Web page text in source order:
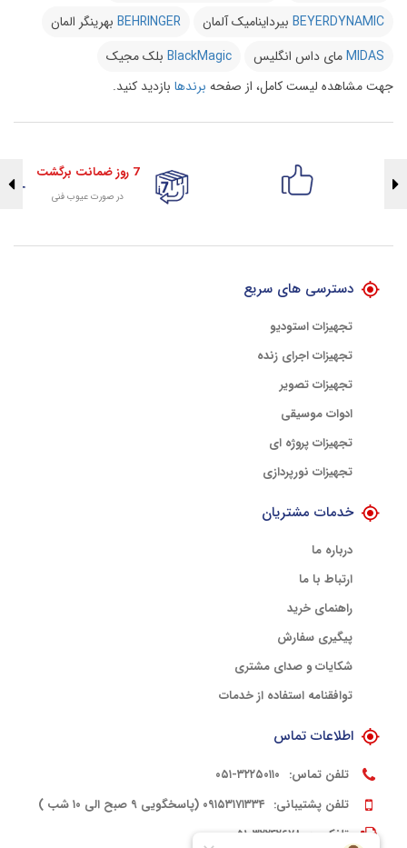
BEYERDYNAMIC بیرداینامیک آلمان BEHRINGER بهرینگر المان
MIDASمای داس انگلیس BlackMagic بلک مجیک
جهت مشاهده لیست کامل، از صفحه برندها بازدید کنید.
7 روز ضمانت برگشت
در صورت عیوب فنی
دسترسی های سریع
تجهیزات استودیو
تجهیزات اجرای زنده
تجهیزات تصویر
ادوات موسیقی
تجهیزات پروژه ای
تجهیزات نورپردازی
خدمات مشتریان
درباره ما
ارتباط با ما
راهنمای خرید
پیگیری سفارش
شکایات و صدای مشتری
توافقنامه استفاده از خدمات
اطلاعات تماس
تلفن تماس: ۳۲۲۵۰۱۱۰-۰۵۱
تلفن پشتیبانی: ۰۹۱۵۳۱۷۱۳۳۴ (پاسخگویی ۹ صبح الی ۱۰ شب )
تلفکس:
۳۲۲۴۲۶۷۸-۰۵۱